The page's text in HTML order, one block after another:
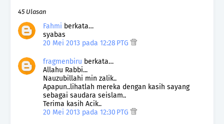
45 Ulasan
Fahmi berkata…
syabas
20 Mei 2013 pada 12:28 PTG
fragmenbiru berkata…
Allahu Rabbi...
Nauzubillahi min zalik..
Apapun..lihatlah mereka dengan kasih sayang
sebagai saudara seislam..
Terima kasih Acik..
20 Mei 2013 pada 12:30 PTG